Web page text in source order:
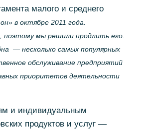
малого и среднего
в октябре 2011 года.
поэтому мы решили продлить его.
— несколько самых популярных
обслуживание предприятий
приоритетов деятельности
и индивидуальным
продуктов и услуг —